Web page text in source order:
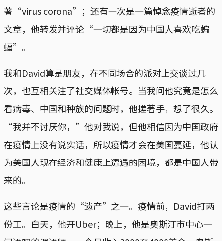
著“virus corona”；还有一次是一篇悼念疫情逝者的
文章，他转发并评论“一切都是因为中国人喜欢吃蝙
蝠”。
我和David算是朋友，在不同场合的派对上交谈过几
次，也互相关注了社交媒体帐号。当我问他究竟是怎么
看病毒、中国和种族的问题时，他搓著手，想了很久。
“我并不讨厌你，”他对我说，但他相信因为中国政府
在疫情上没有说实话，所以疫情才会在美国蔓延，他认
为美国人现在经济和健康上遭遇的困境，都是中国人带
来的。
这些言论是疫情的“遗产”之一。疫情前，David打两
份工。白天，他开Uber；晚上，他是奥斯汀市中心一